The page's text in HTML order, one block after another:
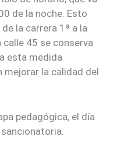
de la noche. Esto
la carrera 1ª a la
calle 45 se conserva
esta medida
mejorar la calidad del
pedagógica, el día